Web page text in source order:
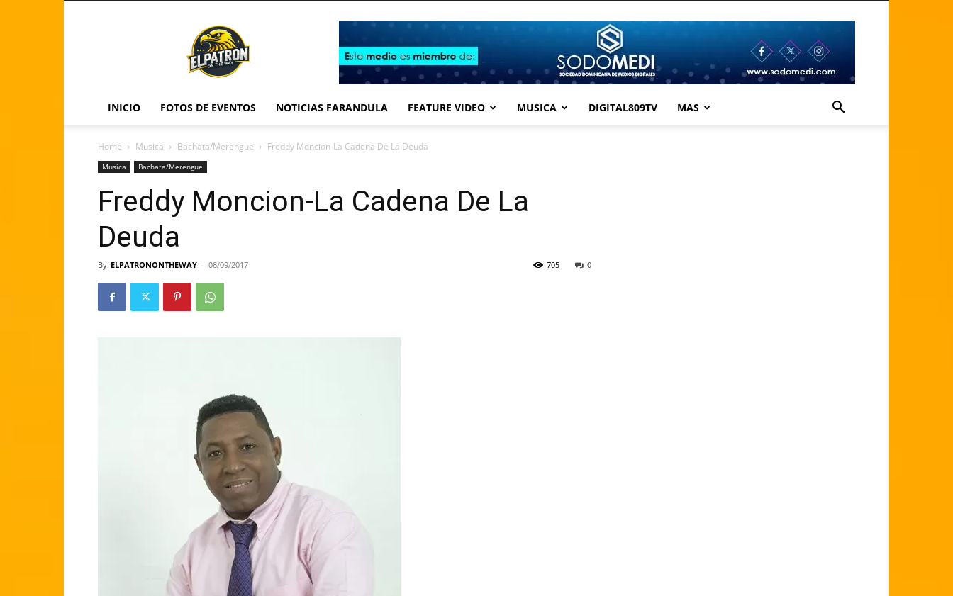
ELPATRONONTHEWAY.COM
INICIO FOTOS DE EVENTOS NOTICIAS FARANDULA FEATURE VIDEO MUSICA DIGITAL809TV MAS
Home Musica Bachata/Merengue Freddy Moncion-La Cadena De La Deuda
Musica Bachata/Merengue
Freddy Moncion-La Cadena De La
Deuda
By ELPATRONONTHEWAY - 08/09/2017 0
705